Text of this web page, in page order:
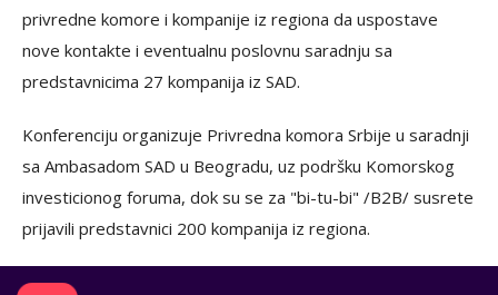
privredne komore i kompanije iz regiona da uspostave
nove kontakte i eventualnu poslovnu saradnju sa
predstavnicima 27 kompanija iz SAD.
Konferenciju organizuje Privredna komora Srbije u saradnji
sa Ambasadom SAD u Beogradu, uz podršku Komorskog
investicionog foruma, dok su se za "bi-tu-bi" /B2B/ susrete
prijavili predstavnici 200 kompanija iz regiona.